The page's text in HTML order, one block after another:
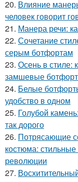
20. Влияние
человек говорит
21. Манера речи:
22. Сочетание
серым ботфортам
23. Осень в стиле:
замшевые
24. Белые
удобство в одном
25. Голубой
так дорого
26. Потрясающие
костюма:
революции
27.